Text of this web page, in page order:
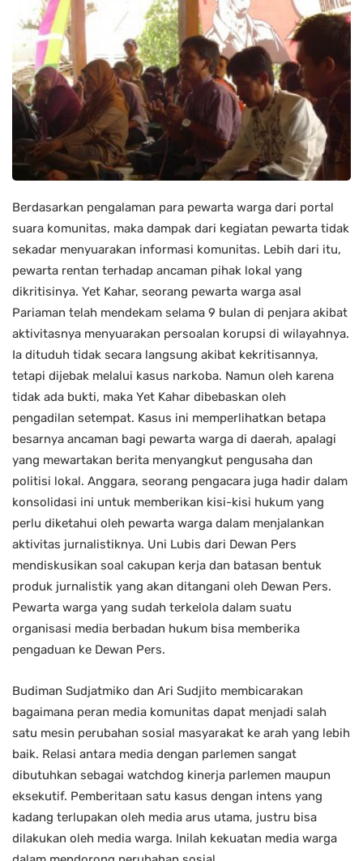
Berdasarkan pengalaman para pewarta warga dari portal
suara komunitas, maka dampak dari kegiatan pewarta tidak
sekadar menyuarakan informasi komunitas. Lebih dari itu,
pewarta rentan terhadap ancaman pihak lokal yang
dikritisinya. Yet Kahar, seorang pewarta warga asal
Pariaman telah mendekam selama 9 bulan di penjara akibat
aktivitasnya menyuarakan persoalan korupsi di wilayahnya.
Ia dituduh tidak secara langsung akibat kekritisannya,
tetapi dijebak melalui kasus narkoba. Namun oleh karena
tidak ada bukti, maka Yet Kahar dibebaskan oleh
pengadilan setempat. Kasus ini memperlihatkan betapa
besarnya ancaman bagi pewarta warga di daerah, apalagi
yang mewartakan berita menyangkut pengusaha dan
politisi lokal. Anggara, seorang pengacara juga hadir dalam
konsolidasi ini untuk memberikan kisi-kisi hukum yang
perlu diketahui oleh pewarta warga dalam menjalankan
aktivitas jurnalistiknya. Uni Lubis dari Dewan Pers
mendiskusikan soal cakupan kerja dan batasan bentuk
produk jurnalistik yang akan ditangani oleh Dewan Pers.
Pewarta warga yang sudah terkelola dalam suatu
organisasi media berbadan hukum bisa memberika
pengaduan ke Dewan Pers.
Budiman Sudjatmiko dan Ari Sudjito membicarakan
bagaimana peran media komunitas dapat menjadi salah
satu mesin perubahan sosial masyarakat ke arah yang lebih
baik. Relasi antara media dengan parlemen sangat
dibutuhkan sebagai watchdog kinerja parlemen maupun
eksekutif. Pemberitaan satu kasus dengan intens yang
kadang terlupakan oleh media arus utama, justru bisa
dilakukan oleh media warga. Inilah kekuatan media warga